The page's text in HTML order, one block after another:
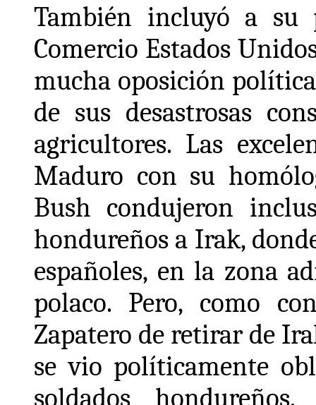
También incluyó a su
Comercio Estados
mucha oposición
de sus desastrosas
agricultores. Las
Maduro con su
Bush condujeron
hondureños a Irak,
españoles, en la zona
polaco. Pero, como
Zapatero de retirar de
se vio políticamente
soldados